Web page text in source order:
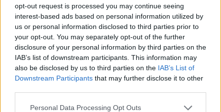
opt-out request is processed you may continue seeing
interest-based ads based on personal information utilized by
us or personal information disclosed to third parties prior to
your opt-out. You may separately opt-out of the further
disclosure of your personal information by third parties on the
IAB’s list of downstream participants. This information may
also be disclosed by us to third parties on the IAB’s List of
Downstream Participants that may further disclose it to other
Personal Data Processing Opt Outs